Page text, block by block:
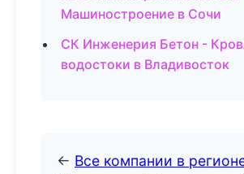
Машиностроение в Сочи
СК Инженерия Бетон -
водостоки в Владивосток
← Все компании в